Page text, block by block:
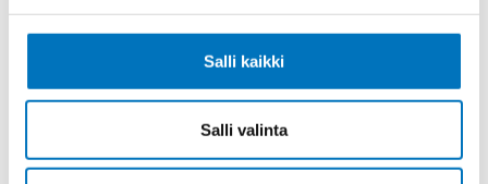
Salli kaikki
Salli valinta
10
Myyntierä
25